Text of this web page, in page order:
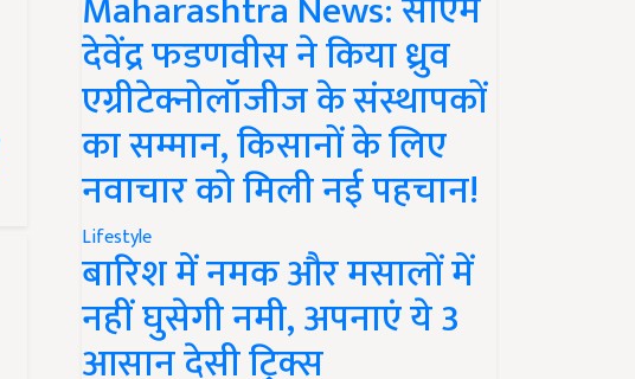
देवेंद्र फडणवीस ने किया ध्रुव
एग्रीटेक्नोलॉजीज के संस्थापकों
का सम्मान, किसानों के लिए
नवाचार को मिली नई पहचान!
Lifestyle
बारिश में नमक और मसालों में
नहीं घुसेगी नमी, अपनाएं ये 3
आसान देसी ट्रिक्स